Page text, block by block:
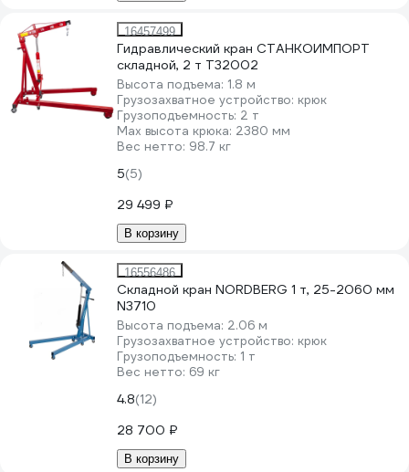
16457499
Гидравлический кран СТАНКОИМПОРТ
складной, 2 т T32002
Высота подъема: 1.8 м
Грузозахватное устройство: крюк
Грузоподъемность: 2 т
Мах высота крюка: 2380 мм
Вес нетто: 98.7 кг
5(5)
29 499 ₽
В корзину
16556486
Складной кран NORDBERG 1 т, 25-2060 мм
N3710
Высота подъема: 2.06 м
Грузозахватное устройство: крюк
Грузоподъемность: 1 т
Вес нетто: 69 кг
4.8(12)
28 700 ₽
В корзину